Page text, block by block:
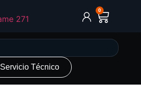
0
Servicio Técnico